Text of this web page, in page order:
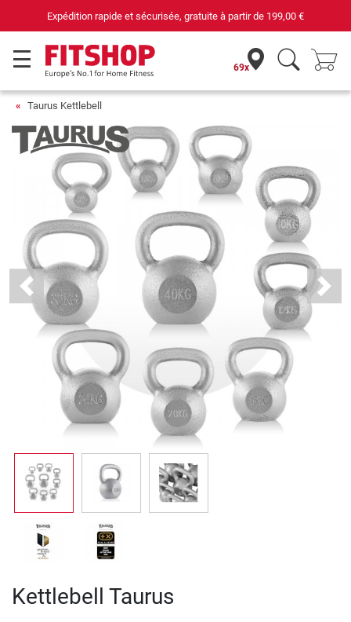
Expédition rapide et sécurisée, gratuite à partir de 199,00 €
69x
Taurus Kettlebell
Previous Next
Kettlebell Taurus